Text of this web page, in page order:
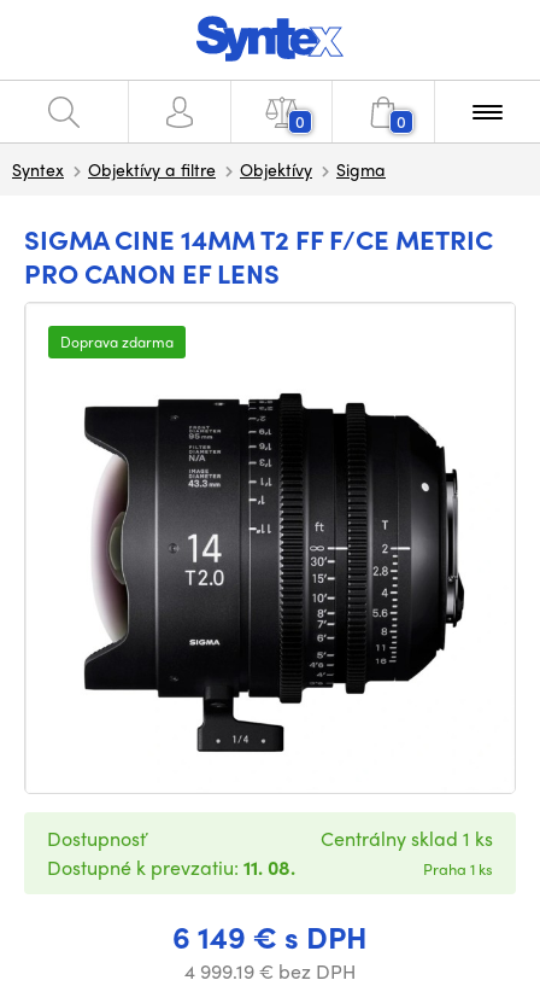
0 0
Syntex Objektívy a filtre Objektívy Sigma
SIGMA CINE 14MM T2 FF F/CE METRIC
PRO CANON EF LENS
Doprava zdarma
6 149 € s DPH
4 999.19 € bez DPH
Dostupnosť
Dostupné k prevzatiu: 11. 08.
Centrálny sklad 1 ks
Praha 1 ks